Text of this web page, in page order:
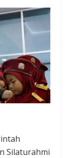
Silaturahmi